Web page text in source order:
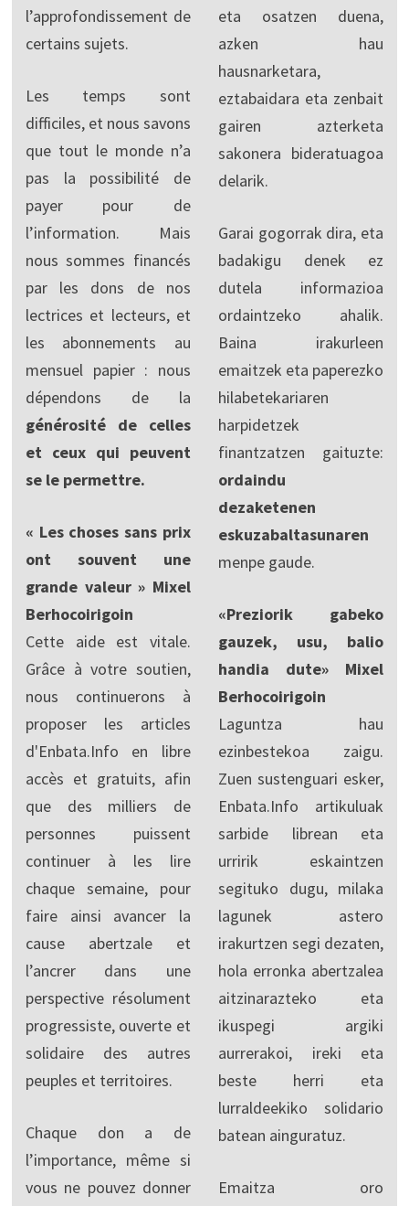
l’approfondissement de
certains sujets.
Les temps sont
difficiles, et nous savons
que tout le monde n’a
pas la possibilité de
payer pour de
l’information. Mais
nous sommes financés
par les dons de nos
lectrices et lecteurs, et
les abonnements au
mensuel papier : nous
dépendons de la
générosité de celles
et ceux qui peuvent
se le permettre.
« Les choses sans prix
ont souvent une
grande valeur » Mixel
Berhocoirigoin
Cette aide est vitale.
Grâce à votre soutien,
nous continuerons à
proposer les articles
d'Enbata.Info en libre
accès et gratuits, afin
que des milliers de
personnes puissent
continuer à les lire
chaque semaine, pour
faire ainsi avancer la
cause abertzale et
l’ancrer dans une
perspective résolument
progressiste, ouverte et
solidaire des autres
peuples et territoires.
Chaque don a de
l’importance, même si
vous ne pouvez donner
eta osatzen duena,
azken hau
hausnarketara,
eztabaidara eta zenbait
gairen azterketa
sakonera bideratuagoa
delarik.
Garai gogorrak dira, eta
badakigu denek ez
dutela informazioa
ordaintzeko ahalik.
Baina irakurleen
emaitzek eta paperezko
hilabetekariaren
harpidetzek
finantzatzen gaituzte:
ordaindu
dezaketenen
eskuzabaltasunaren
menpe gaude.
«Preziorik gabeko
gauzek, usu, balio
handia dute» Mixel
Berhocoirigoin
Laguntza hau
ezinbestekoa zaigu.
Zuen sustenguari esker,
Enbata.Info artikuluak
sarbide librean eta
urririk eskaintzen
segituko dugu, milaka
lagunek astero
irakurtzen segi dezaten,
hola erronka abertzalea
aitzinarazteko eta
ikuspegi argiki
aurrerakoi, ireki eta
beste herri eta
lurraldeekiko solidario
batean ainguratuz.
Emaitza oro